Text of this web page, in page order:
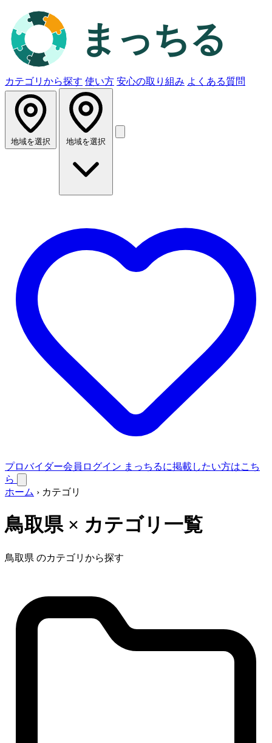
カテゴリから探す 使い方 安心の取り組み よくある質問
地域を選択 地域を選択
プロバイダー会員ログイン まっちるに掲載したい方はこち
ら
ホーム › カテゴリ
鳥取県 × カテゴリ一覧
鳥取県 のカテゴリから探す